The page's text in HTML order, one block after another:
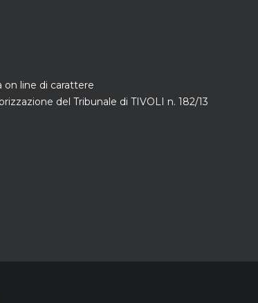
on line di carattere
del Tribunale di TIVOLI n. 182/13